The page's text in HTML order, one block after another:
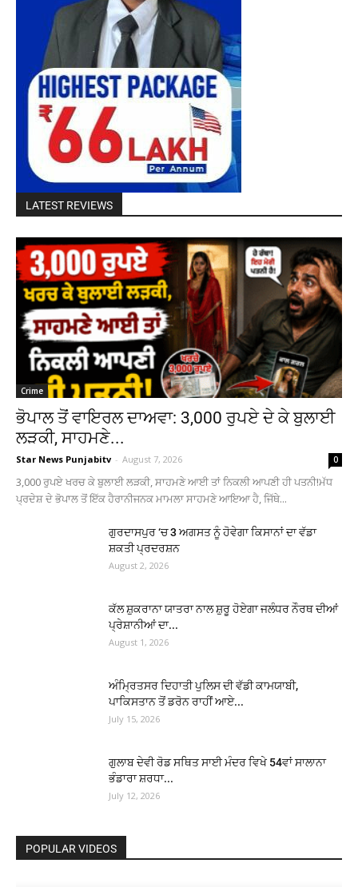
LATEST REVIEWS
Crime
ਭੋਪਾਲ ਤੋਂ ਵਾਇਰਲ ਦਾਅਵਾ: 3,000 ਰੁਪਏ ਦੇ ਕੇ ਬੁਲਾਈ
ਲੜਕੀ, ਸਾਹਮਣੇ...
Star News Punjabitv - August 7, 2026 0
3,000 ਰੁਪਏ ਖਰਚ ਕੇ ਬੁਲਾਈ ਲੜਕੀ, ਸਾਹਮਣੇ ਆਈ ਤਾਂ ਨਿਕਲੀ ਆਪਣੀ ਹੀ ਪਤਨੀ!ਮੱਧ
ਪ੍ਰਦੇਸ਼ ਦੇ ਭੋਪਾਲ ਤੋਂ ਇੱਕ ਹੈਰਾਨੀਜਨਕ ਮਾਮਲਾ ਸਾਹਮਣੇ ਆਇਆ ਹੈ, ਜਿੱਥੇ...
ਗੁਰਦਾਸਪੁਰ ‘ਚ 3 ਅਗਸਤ ਨੂੰ ਹੋਵੇਗਾ ਕਿਸਾਨਾਂ ਦਾ ਵੱਡਾ
ਸ਼ਕਤੀ ਪ੍ਰਦਰਸ਼ਨ
August 2, 2026
ਕੱਲ ਸ਼ੁਕਰਾਨਾ ਯਾਤਰਾ ਨਾਲ ਸ਼ੁਰੂ ਹੋਏਗਾ ਜਲੰਧਰ ਨੌਰਥ ਦੀਆਂ
ਪ੍ਰੇਸ਼ਾਨੀਆਂ ਦਾ...
August 1, 2026
ਅੰਮ੍ਰਿਤਸਰ ਦਿਹਾਤੀ ਪੁਲਿਸ ਦੀ ਵੱਡੀ ਕਾਮਯਾਬੀ,
ਪਾਕਿਸਤਾਨ ਤੋਂ ਡਰੋਨ ਰਾਹੀਂ ਆਏ...
July 15, 2026
ਗੁਲਾਬ ਦੇਵੀ ਰੋਡ ਸਥਿਤ ਸਾਈ ਮੰਦਰ ਵਿਖੇ 54ਵਾਂ ਸਾਲਾਨਾ
ਭੰਡਾਰਾ ਸ਼ਰਧਾ...
July 12, 2026
POPULAR VIDEOS